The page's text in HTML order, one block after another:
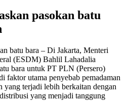
pasokan batu
batu bara – Di Jakarta, Menteri
(ESDM) Bahlil Lahadalia
bara untuk PT PLN (Persero)
faktor utama penyebab pemadaman
yang terjadi lebih berkaitan dengan
yang menjadi tanggung